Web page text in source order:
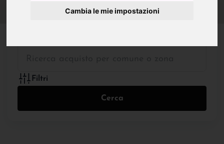
Cambia le mie impostazioni
Filtri
Cerca